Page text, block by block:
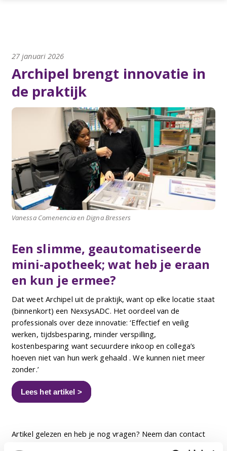
27 januari 2026
Archipel brengt innovatie in
de praktijk
Vanessa Comenencia en Digna Bressers
Een slimme, geautomatiseerde
mini-apotheek; wat heb je eraan
en kun je ermee?
Dat weet Archipel uit de praktijk, want op elke locatie staat
(binnenkort) een NexsysADC. Het oordeel van de
professionals over deze innovatie: ‘Effectief en veilig
werken, tijdsbesparing, minder verspilling,
kostenbesparing want secuurdere inkoop en collega’s
hoeven niet van hun werk gehaald . We kunnen niet meer
zonder.’
Lees het artikel >
Artikel gelezen en heb je nog vragen? Neem dan contact